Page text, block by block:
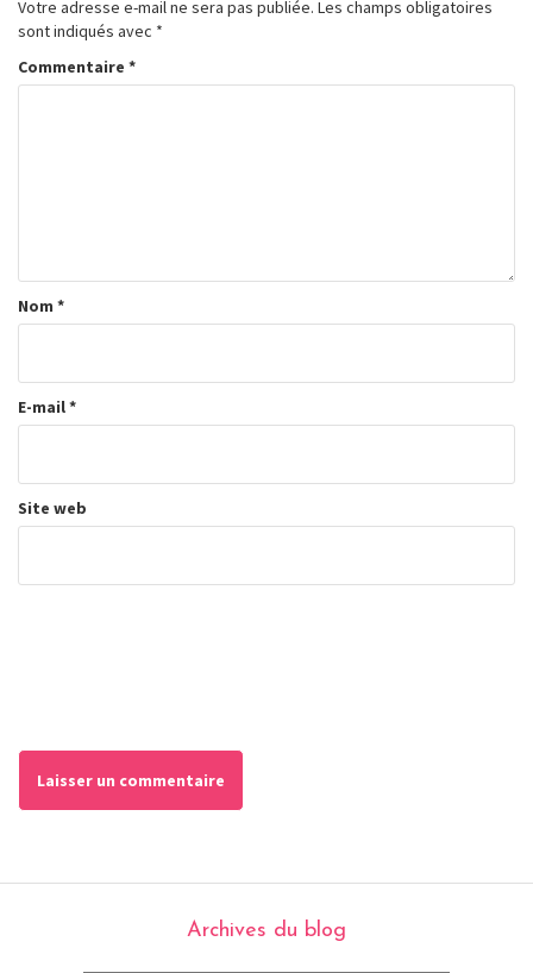
Votre adresse e-mail ne sera pas publiée. Les champs obligatoires
sont indiqués avec *
Commentaire *
Nom *
E-mail*
Site web
Archives du blog